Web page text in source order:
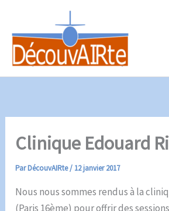
contenu
Clinique Edouard
ParDécouvAIRte/ 12 janvier 2017
Nous nous sommes rendus à la
(Paris 16ème) pour offrir des